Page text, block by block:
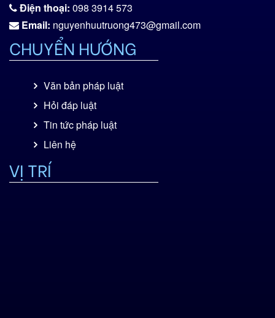
Điện thoại: 098 3914 573
Email: nguyenhuutruong473@gmail.com
CHUYỂN HƯỚNG
Văn bản pháp luật
Hỏi đáp luật
Tin tức pháp luật
Liên hệ
VỊ TRÍ